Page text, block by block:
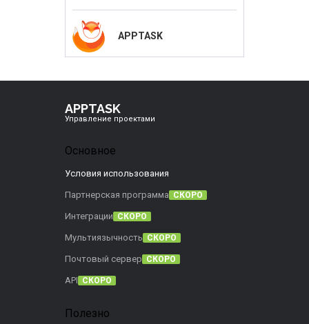
APPTASK
APPTASK
Управление проектами
Основное
Условия использования
Партнерская программа СКОРО
Интеграции СКОРО
Мультиязычность СКОРО
Почтовый сервер СКОРО
API СКОРО
Полезно